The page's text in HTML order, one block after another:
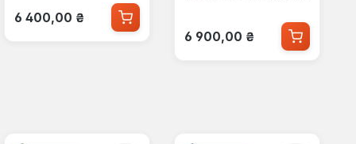
Звичайна ціна:
6 400,00 ₴
Звичайна ціна:
6 900,00 ₴